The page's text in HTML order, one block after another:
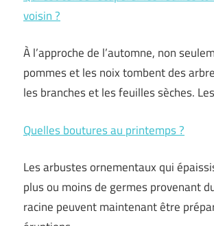
voisin ?
À l’approche de l’automne, non
pommes et les noix tombent des
les branches et les feuilles sèches.
Quelles boutures au printemps ?
Les arbustes ornementaux qui
plus ou moins de germes provenant
racine peuvent maintenant être